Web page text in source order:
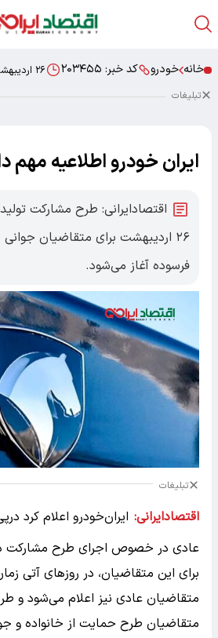
خانه خودرو کد خبر: ۲۰۳۴۵۵ ۲۶ اردیبهشت ۱۴۰۵ ۱۱:۱۱
تبلیغات
ایران خودرو اطلاعیه مهم
اقتصادایرانی: طرح مشارکت
۲۶ اردیبهشت برای متقاضیان
فرسوده آغاز می‌شود.
تبلیغات
اقتصادایرانی: ایران‌خودرو اعلام کرد
عادی در خصوص اجرای طرح مشارکت در
برای این متقاضیان، در روزهای آتی
متقاضیان عادی نیز اعلام می‌شود و
متقاضیان طرح حمایت از خانواده و